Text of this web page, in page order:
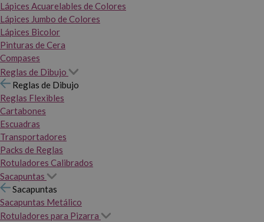
Lápices Acuarelables de Colores
Lápices Jumbo de Colores
Lápices Bicolor
Pinturas de Cera
Compases
Reglas de Dibujo
Reglas de Dibujo
Reglas Flexibles
Cartabones
Escuadras
Transportadores
Packs de Reglas
Rotuladores Calibrados
Sacapuntas
Sacapuntas
Sacapuntas Metálico
Rotuladores para Pizarra